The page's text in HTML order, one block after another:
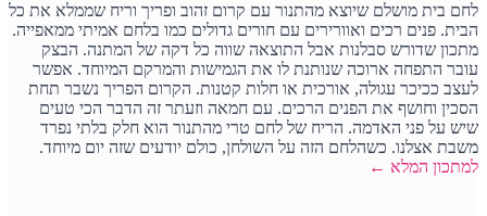
לחם בית מושלם שיוצא מהתנור עם קרום זהוב ופריך וריח שממלא את כל
הבית. פנים רכים ואוורירים עם חורים גדולים כמו בלחם אמיתי ממאפייה.
מתכון שדורש סבלנות אבל התוצאה שווה כל דקה של המתנה. הבצק
עובר התפחה ארוכה שנותנת לו את הגמישות והמרקם המיוחד. אפשר
לעצב ככיכר עגולה, אורכית או חלות קטנות. הקרום הפריך נשבר תחת
הסכין וחושף את הפנים הרכים. עם חמאה וזעתר זה הדבר הכי טעים
שיש על פני האדמה. הריח של לחם טרי מהתנור הוא חלק בלתי נפרד
משבת אצלנו. כשהלחם הזה על השולחן, כולם יודעים שזה יום מיוחד.
למתכון המלא ←